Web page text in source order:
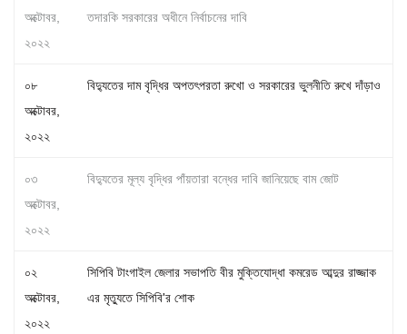
অক্টোবর,
২০২২
তদারকি সরকারের অধীনে নির্বাচনের দাবি
০৮
অক্টোবর,
২০২২
বিদ্যুতের দাম বৃদ্ধির অপতৎপরতা রুখো ও সরকারের ভুলনীতি রুখে দাঁড়াও
০৩
অক্টোবর,
২০২২
বিদ্যুতের মূল্য বৃদ্ধির পাঁয়তারা বন্ধের দাবি জানিয়েছে বাম জোট
০২
অক্টোবর,
২০২২
সিপিবি টাংগাইল জেলার সভাপতি বীর মুক্তিযোদ্ধা কমরেড আব্দুর রাজ্জাক
এর মৃত্যুতে সিপিবি'র শোক